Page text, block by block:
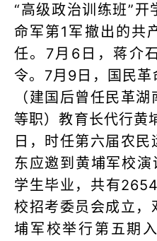
“高级政治训练班”
命军第1军撤出的共
任。7月6日，蒋介
令。7月9日，国民
（建国后曾任民革
等职）教育长代行黄
日，时任第六届农
东应邀到黄埔军校
学生毕业，共有
校招考委员会成立，
埔军校举行第五期